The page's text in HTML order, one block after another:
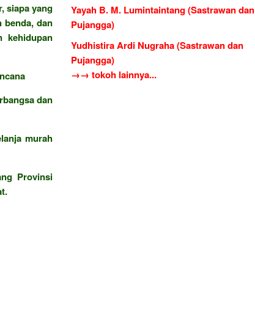
siapa yang
benda, dan
kehidupan
dan
murah
Provinsi
Yayah B. M. Lumintaintang (Sastrawan dan
Pujangga)
Yudhistira Ardi Nugraha (Sastrawan dan
Pujangga)
→→ tokoh lainnya...